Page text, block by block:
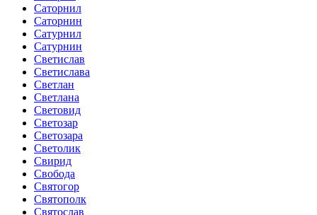
Саторнил
Саторнин
Сатурнил
Сатурнин
Светислав
Светислава
Светлан
Светлана
Световид
Светозар
Светозара
Светолик
Свирид
Свобода
Святогор
Святополк
Святослав